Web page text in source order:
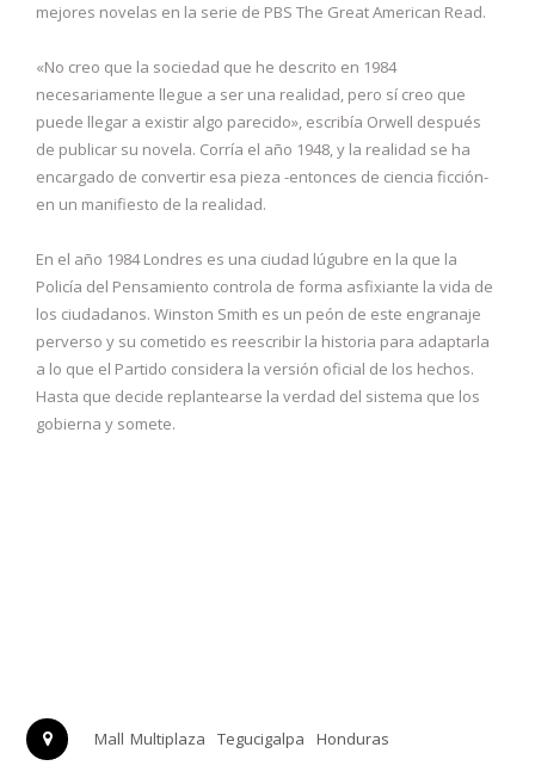
mejores novelas en la serie de PBS The Great American Read.
«No creo que la sociedad que he descrito en 1984
necesariamente llegue a ser una realidad, pero sí creo que
puede llegar a existir algo parecido», escribía Orwell después
de publicar su novela. Corría el año 1948, y la realidad se ha
encargado de convertir esa pieza -entonces de ciencia ficción-
en un manifiesto de la realidad.
En el año 1984 Londres es una ciudad lúgubre en la que la
Policía del Pensamiento controla de forma asfixiante la vida de
los ciudadanos. Winston Smith es un peón de este engranaje
perverso y su cometido es reescribir la historia para adaptarla
a lo que el Partido considera la versión oficial de los hechos.
Hasta que decide replantearse la verdad del sistema que los
gobierna y somete.
Mall Multiplaza Tegucigalpa Honduras